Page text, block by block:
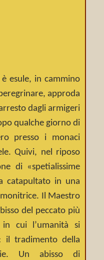
esule, in cammino
approda
dagli armigeri
qualche giorno di
presso i monaci
Quivi, nel riposo
di «spetialissime
catapultato in una
Il Maestro
del peccato più
cui l’umanità si
il tradimento della
Un abisso di